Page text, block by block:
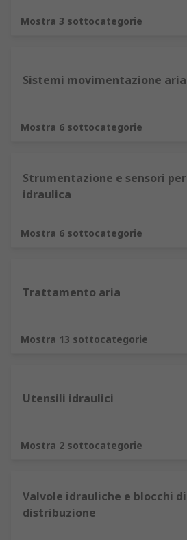
Mostra 3 sottocategorie
Sistemi movimentazione aria
Mostra 6 sottocategorie
Strumentazione e sensori per
idraulica
Mostra 6 sottocategorie
Trattamento aria
Mostra 13 sottocategorie
Utensili idraulici
Mostra 2 sottocategorie
Valvole idrauliche e blocchi di
distribuzione